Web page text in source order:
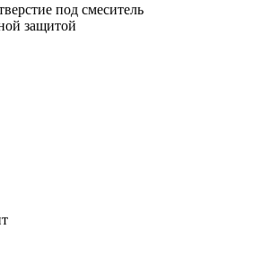
под смеситель
защитой